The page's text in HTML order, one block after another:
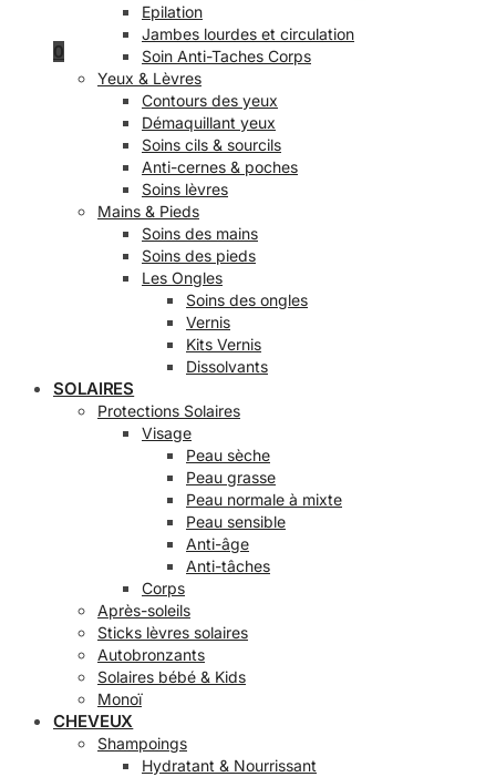
0
Epilation
Jambes lourdes et circulation
Soin Anti-Taches Corps
Yeux & Lèvres
Contours des yeux
Démaquillant yeux
Soins cils & sourcils
Anti-cernes & poches
Soins lèvres
Mains & Pieds
Soins des mains
Soins des pieds
Les Ongles
Soins des ongles
Vernis
Kits Vernis
Dissolvants
SOLAIRES
Protections Solaires
Visage
Peau sèche
Peau grasse
Peau normale à mixte
Peau sensible
Anti-âge
Anti-tâches
Corps
Après-soleils
Sticks lèvres solaires
Autobronzants
Solaires bébé & Kids
Monoï
CHEVEUX
Shampoings
Hydratant & Nourrissant